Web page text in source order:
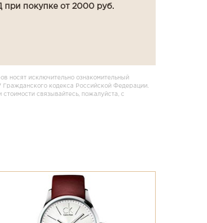
при покупке от 2000 руб.
носят исключительно ознакомительный
Гражданского кодекса Российской Федерации.
связывайтесь, пожалуйста, с